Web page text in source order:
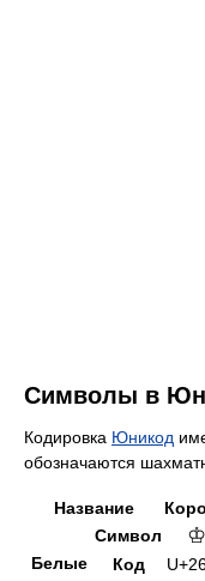
Символы в
Кодировка Юникод
обозначаются
Название
Белые
Символ ♔
Код